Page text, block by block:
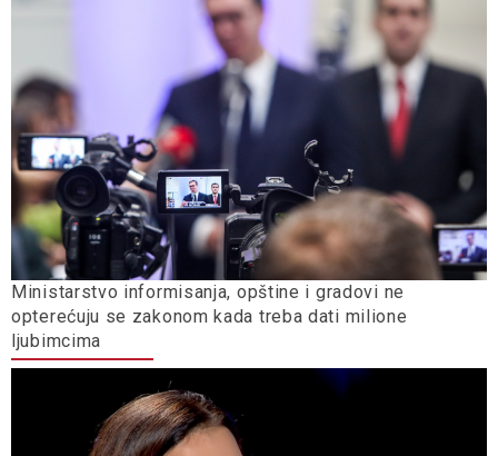
Ministarstvo informisanja, opštine i gradovi ne
opterećuju se zakonom kada treba dati milione
ljubimcima